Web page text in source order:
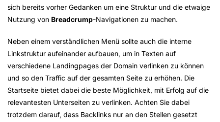
sich bereits vorher Gedanken um eine Struktur und die etwaige
Nutzung von Breadcrump-Navigationen zu machen.
Neben einem verständlichen Menü sollte auch die interne
Linkstruktur aufeinander aufbauen, um in Texten auf
verschiedene Landingpages der Domain verlinken zu können
und so den Traffic auf der gesamten Seite zu erhöhen. Die
Startseite bietet dabei die beste Möglichkeit, mit Erfolg auf die
relevantesten Unterseiten zu verlinken. Achten Sie dabei
trotzdem darauf, dass Backlinks nur an den Stellen gesetzt